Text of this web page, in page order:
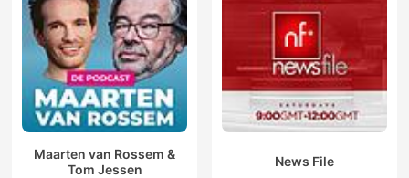
Maarten van Rossem &
Tom Jessen
News File